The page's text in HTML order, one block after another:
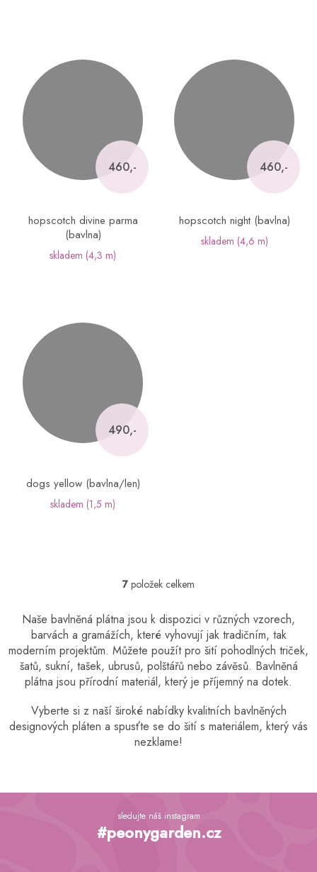
460,-
hopscotch divine parma
(bavlna)
skladem (4,3 m)
460,-
hopscotch night (bavlna)
skladem (4,6 m)
490,-
dogs yellow (bavlna/len)
skladem (1,5 m)
O
l
á
d
a
c
í
r
v
k
y
p
s
u
7 položek celkem
Naše bavlněná plátna jsou k dispozici v různých vzorech,
barvách a gramážích, které vyhovují jak tradičním, tak
moderním projektům. Můžete použít pro šití pohodlných triček,
šatů, sukní, tašek, ubrusů, polštářů nebo závěsů. Bavlněná
plátna jsou přírodní materiál, který je příjemný na dotek.
Vyberte si z naší široké nabídky kvalitních bavlněných
designových pláten a spusťte se do šití s ​​materiálem, který vás
nezklame!
Z
sledujte náš instagram
#peonygarden.cz